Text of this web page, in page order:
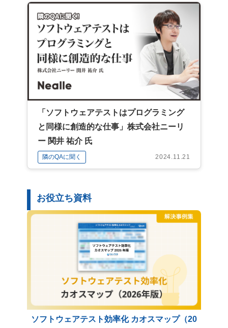
「ソフトウェアテストはプログラミング
と同様に創造的な仕事」株式会社ニーリ
ー 関井 祐介 氏
隣のQAに聞く 2024.11.21
お役立ち資料
ソフトウェアテスト効率化 カオスマップ（20